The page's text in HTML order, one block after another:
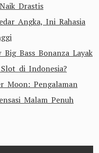
Drastis
Angka, Ini Rahasia
Bass Bonanza Layak
di Indonesia?
Moon: Pengalaman
Malam Penuh